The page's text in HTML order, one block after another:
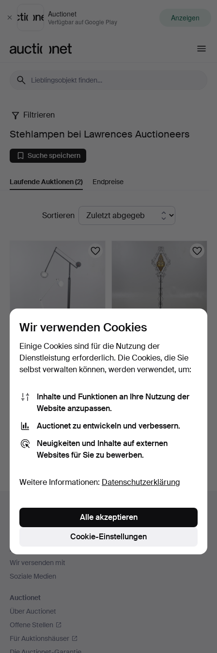
Schließen
Auctionet
Verfügbar auf Google Play Anzeigen
Stehlampen
bei
Lawrences
Auctioneers
Filtrieren
Stehlampen bei Lawrences Auctioneers
Suche speichern
Laufende Auktionen(2) Endpreise
LaufendeSortieren
ZWEI MODERNE
VERSTELLBARE
LEUCHTEN IM DESI…
6 Tage
EINE VINTAGE
BODENLATERNE AUS
SCHMIEDEEISE…
1 Tag
Suche speichern
Archiv
suchen.
Navigation
Hilfe und Kontakt
Kontakt mit dem Support aufnehmen
Zahlungsweisen
Wir versenden mit
Soziale Medien
Auctionet
Über Auctionet
Offene Stellen
Für Auktionshäuser
Wir verwenden Cookies
Einige Cookies sind für die Nutzung der
Dienstleistung erforderlich. Die Cookies, die Sie
selbst verwalten können, werden verwendet, um:
Inhalte und Funktionen an Ihre Nutzung der
Website anzupassen.
Auctionet zu entwickeln und verbessern.
Neuigkeiten und Inhalte auf externen
Websites für Sie zu bewerben.
Weitere Informationen: Datenschutzerklärung
Cookie-Einstellungen
Alle akzeptieren